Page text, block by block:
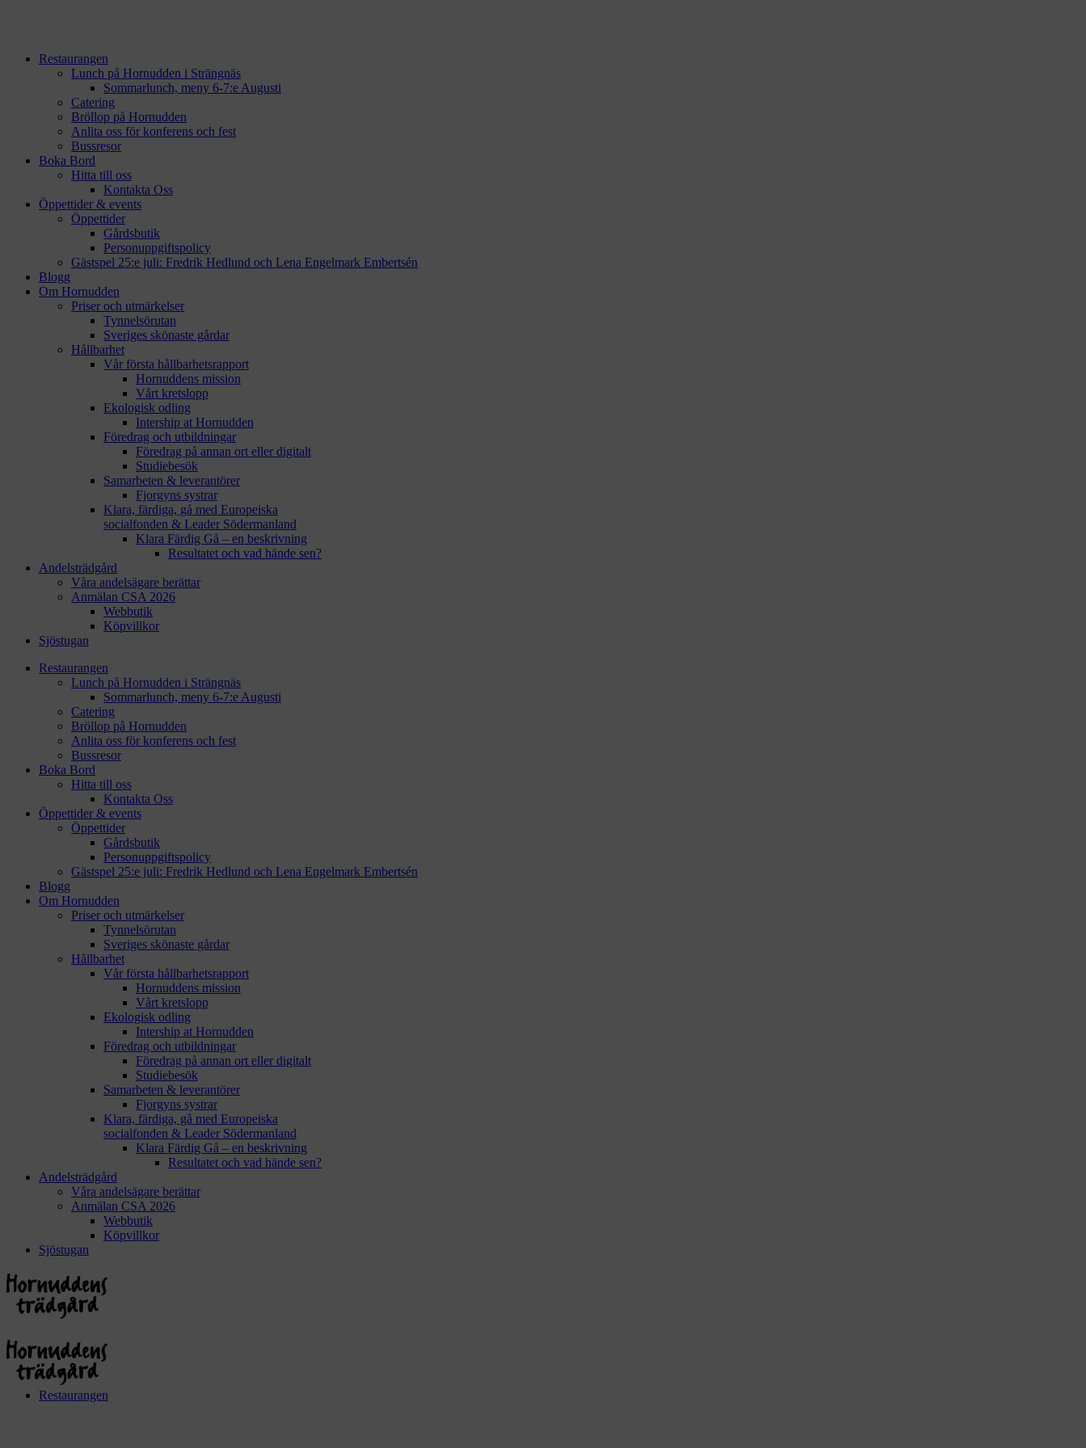
Restaurangen
Lunch på Hornudden i Strängnäs
Sommarlunch, meny 6-7:e Augusti
Catering
Bröllop på Hornudden
Anlita oss för konferens och fest
Bussresor
Boka Bord
Hitta till oss
Kontakta Oss
Öppettider & events
Öppettider
Gårdsbutik
Personuppgiftspolicy
Gästspel 25:e juli: Fredrik Hedlund och Lena Engelmark Embertsén
Blogg
Om Hornudden
Priser och utmärkelser
Tynnelsörutan
Sveriges skönaste gårdar
Hållbarhet
Vår första hållbarhetsrapport
Hornuddens mission
Vårt kretslopp
Ekologisk odling
Intership at Hornudden
Föredrag och utbildningar
Föredrag på annan ort eller digitalt
Studiebesök
Samarbeten & leverantörer
Fjorgyns systrar
Klara, färdiga, gå med Europeiska
socialfonden & Leader Södermanland
Klara Färdig Gå – en beskrivning
Resultatet och vad hände sen?
Andelsträdgård
Våra andelsägare berättar
Anmälan CSA 2026
Webbutik
Köpvillkor
Sjöstugan
Restaurangen
Lunch på Hornudden i Strängnäs
Sommarlunch, meny 6-7:e Augusti
Catering
Bröllop på Hornudden
Anlita oss för konferens och fest
Bussresor
Boka Bord
Hitta till oss
Kontakta Oss
Öppettider & events
Öppettider
Gårdsbutik
Personuppgiftspolicy
Gästspel 25:e juli: Fredrik Hedlund och Lena Engelmark Embertsén
Blogg
Om Hornudden
Priser och utmärkelser
Tynnelsörutan
Sveriges skönaste gårdar
Hållbarhet
Vår första hållbarhetsrapport
Hornuddens mission
Vårt kretslopp
Ekologisk odling
Intership at Hornudden
Föredrag och utbildningar
Föredrag på annan ort eller digitalt
Studiebesök
Samarbeten & leverantörer
Fjorgyns systrar
Klara, färdiga, gå med Europeiska
socialfonden & Leader Södermanland
Klara Färdig Gå – en beskrivning
Resultatet och vad hände sen?
Andelsträdgård
Våra andelsägare berättar
Anmälan CSA 2026
Webbutik
Köpvillkor
Sjöstugan
Restaurangen